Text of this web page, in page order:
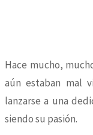
Hace mucho,
aún estaban mal
lanzarse a una
siendo su pasión.